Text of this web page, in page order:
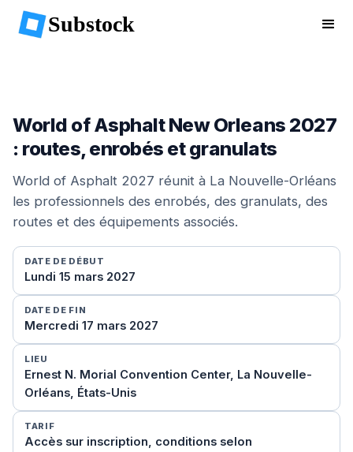
Substock
World of Asphalt New Orleans 2027
: routes, enrobés et granulats
World of Asphalt 2027 réunit à La Nouvelle-Orléans
les professionnels des enrobés, des granulats, des
routes et des équipements associés.
DATE DE DÉBUT
Lundi 15 mars 2027
DATE DE FIN
Mercredi 17 mars 2027
LIEU
Ernest N. Morial Convention Center, La Nouvelle-
Orléans, États-Unis
TARIF
Accès sur inscription, conditions selon